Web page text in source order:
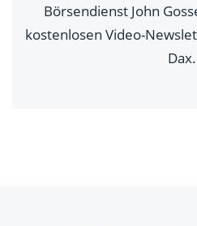
Börsendienst John
kostenlosen Video-
Dax.